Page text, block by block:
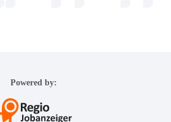
Powered by: